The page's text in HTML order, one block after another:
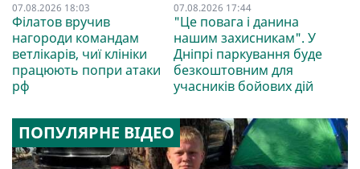
07.08.2026 18:03
Філатов вручив
нагороди командам
ветлікарів, чиї клініки
працюють попри атаки
рф
07.08.2026 17:44
"Це повага і данина
нашим захисникам". У
Дніпрі паркування буде
безкоштовним для
учасників бойових дій
ПОПУЛЯРНЕ ВІДЕО